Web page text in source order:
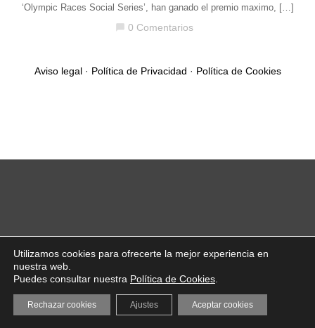
‘Olympic Races Social Series’, han ganado el premio maximo, […]
chat_bubble 0 Comentarios
Aviso legal· Política de Privacidad · Política de Cookies
Utilizamos cookies para ofrecerte la mejor experiencia en
nuestra web.
Puedes consultar nuestra Política de Cookies
Aceptar cookies
Rechazar cookies Ajustes